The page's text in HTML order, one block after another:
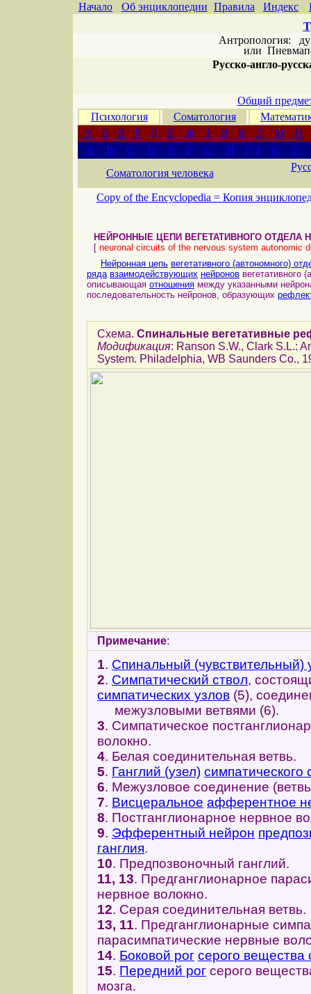
Начало Об энциклопедии Правила Индекс
Антропология:
или
Русско-англо-
Общий
Психология
Соматология
А
Б В Г Д Е Ж З И К Л М
Н
A
B C D E F G H I J K
L
Соматология человека
Copy of the Encyclopedia = Копия
НЕЙРОННЫЕ ЦЕПИ ВЕГЕТАТИВНОГО ОТДЕЛА
[ neuronal circuits of the nervous system autonomic
Нейронная цепь вегетативного (автономного)
ряда взаимодействующих нейронов вегетативного
описывающая отношения между указанными
последовательность нейронов, образующих
Схема. Спинальные вегетативные
Модификация: Ranson S.W., Clark S.L.:
System. Philadelphia, WB Saunders Co.,
Примечание:
1. Спинальный (чувствительный)
2. Симпатический ствол,
симпатических узлов (5),
межузловыми ветвями (6).
3. Симпатическое
волокно.
4. Белая соединительная ветвь.
5. Ганглий (узел) симпатического
6. Межузловое соединение
7. Висцеральное афферентное
8. Постганглионарное нервное
9. Эфферентный нейрон
ганглия.
10. Предпозвоночный ганглий.
11, 13. Предганглионарное
нервное волокно.
12. Серая соединительная ветвь.
13, 11. Предганглионарные
парасимпатические нервные
14. Боковой рог серого вещества
15. Передний рог серого
мозга.